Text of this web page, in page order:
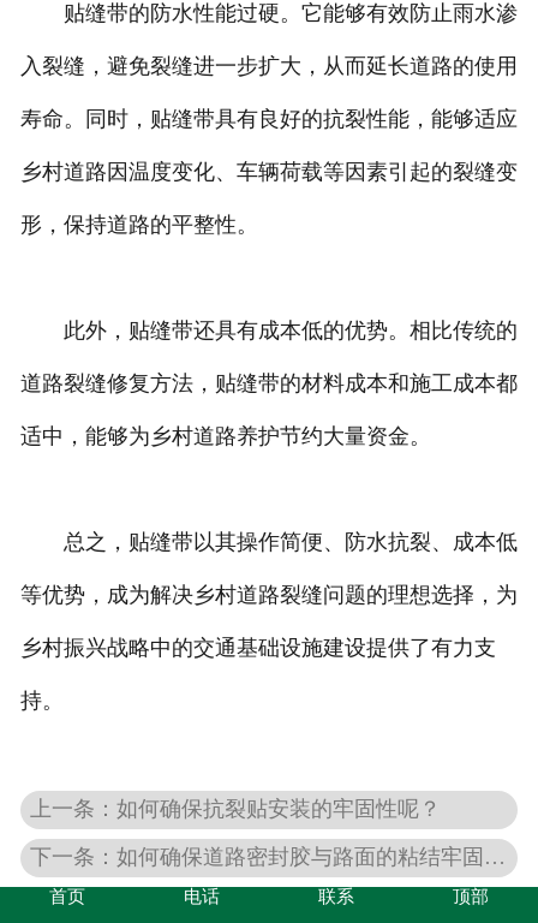
贴缝带的防水性能过硬。它能够有效防止雨水渗
入裂缝，避免裂缝进一步扩大，从而延长道路的使用
寿命。同时，贴缝带具有良好的抗裂性能，能够适应
乡村道路因温度变化、车辆荷载等因素引起的裂缝变
形，保持道路的平整性。
此外，贴缝带还具有成本低的优势。相比传统的
道路裂缝修复方法，贴缝带的材料成本和施工成本都
适中，能够为乡村道路养护节约大量资金。
总之，贴缝带以其操作简便、防水抗裂、成本低
等优势，成为解决乡村道路裂缝问题的理想选择，为
乡村振兴战略中的交通基础设施建设提供了有力支
持。
上一条：如何确保抗裂贴安装的牢固性呢？
下一条：如何确保道路密封胶与路面的粘结牢固度呢
首页 电话 联系 顶部